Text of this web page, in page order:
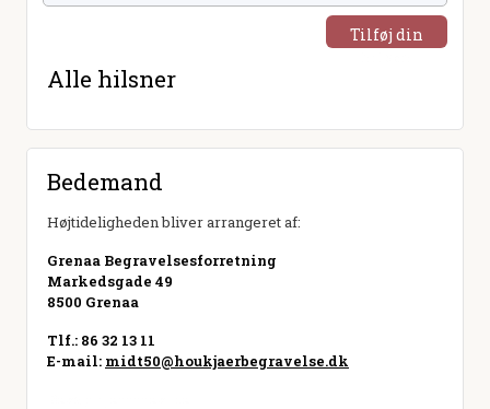
Tilføj din
Alle hilsner
Bedemand
Højtideligheden bliver arrangeret af:
Grenaa Begravelsesforretning
Markedsgade 49
8500 Grenaa
Tlf.: 86 32 13 11
E-mail: midt50@houkjaerbegravelse.dk